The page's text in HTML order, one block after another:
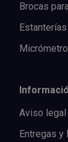
Brocas
Aviso legal
Entregas y